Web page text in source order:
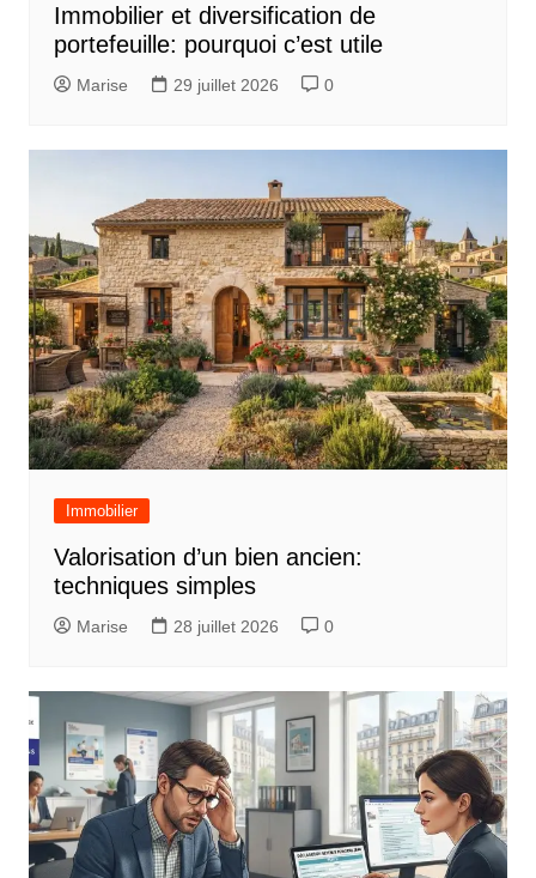
l
e
Immobilier et diversification de
portefeuille: pourquoi c’est utile
Marise 29 juillet 2026 0
Immobilier
Valorisation d’un bien ancien:
techniques simples
Marise 28 juillet 2026 0